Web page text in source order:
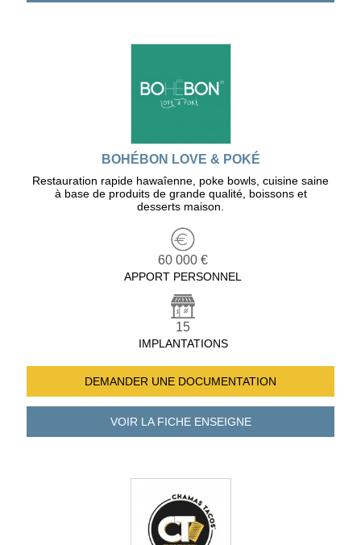
BOHÉBON LOVE & POKÉ
Restauration rapide hawaîenne, poke bowls, cuisine saine
à base de produits de grande qualité, boissons et
desserts maison.
60 000 €
APPORT PERSONNEL
15
IMPLANTATIONS
DEMANDER UNE DOCUMENTATION
VOIR LA FICHEENSEIGNE